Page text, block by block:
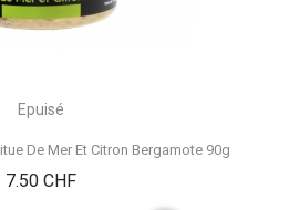
Epuisé
De Mer Et Citron Bergamote 90g
7.50 CHFPrix